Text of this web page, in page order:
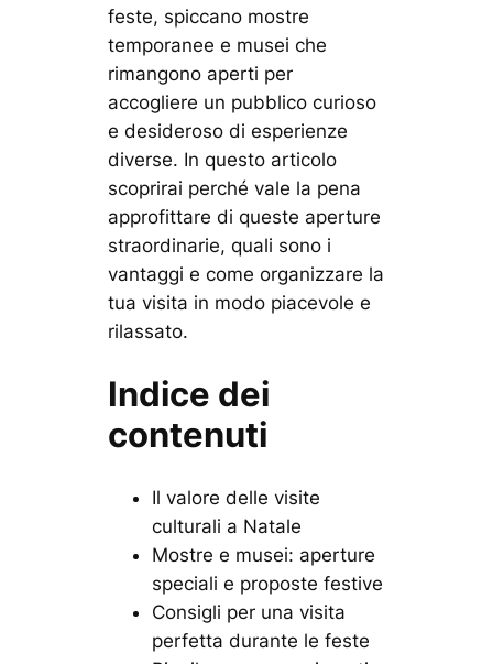
feste, spiccano mostre
temporanee e musei che
rimangono aperti per
accogliere un pubblico curioso
e desideroso di esperienze
diverse. In questo articolo
scoprirai perché vale la pena
approfittare di queste aperture
straordinarie, quali sono i
vantaggi e come organizzare la
tua visita in modo piacevole e
rilassato.
Indice dei
contenuti
Il valore delle visite
culturali a Natale
Mostre e musei: aperture
speciali e proposte festive
Consigli per una visita
perfetta durante le feste